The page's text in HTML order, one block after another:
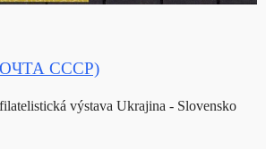
СССР)
výstava Ukrajina - Slovensko